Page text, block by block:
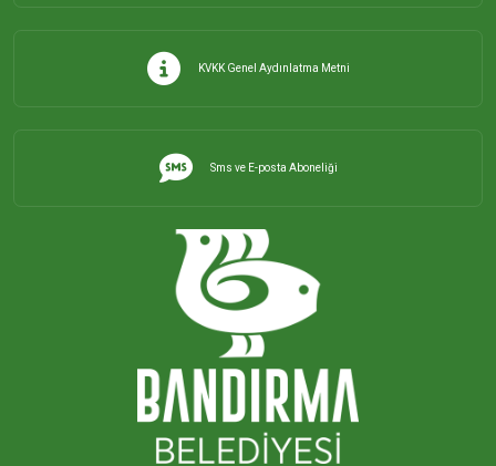
KVKK Genel Aydınlatma Metni
Sms ve E-posta Aboneliği